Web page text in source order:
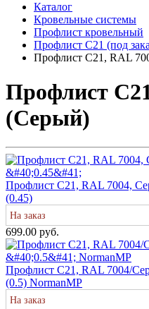
Каталог
Кровельные системы
Профлист кровельный
Профлист С21 (под
Профлист С21, RAL
Профлист
(Серый)
Профлист С21, RAL 7004,
(0.45)
На заказ
699.00 руб.
Профлист С21, RAL 7004/
(0.5) NormanMP
На заказ